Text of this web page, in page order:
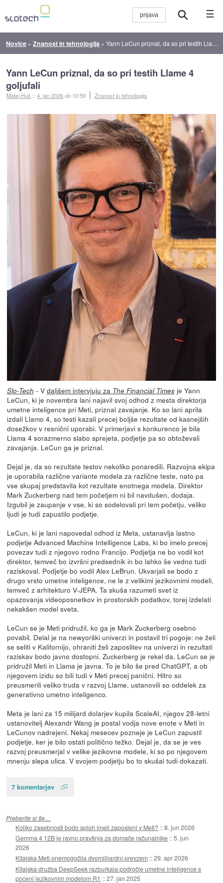
☰
Novice »Znanost in tehnologija »Yann LeCun priznal, da so pri testih Llame 4 goljufali
Yann LeCun priznal, da so pri testih Llame 4
goljufali
Matej Huš ::4. jan 2026ob 10:59 Znanost in tehnologija
Slo-Tech - V daljšem intervjuju za The Financial Timesje Yann
LeCun, ki je novembra lani najavil svoj odhod z mesta direktorja
umetne inteligence pri Meti, priznal zavajanje. Ko so lani aprila
izdali Llamo 4, so testi kazali precej boljše rezultate od kasnejših
dosežkov v resnični uporabi. V primerjavi s konkurenco je bila
Llama 4 sorazmerno slabo sprejeta, podjetje pa so obtoževali
zavajanja. LeCun ga je priznal.
Dejal je, da so rezultate testov nekoliko ponaredili. Razvojna ekipa
je uporabila različne variante modela za različne teste, nato pa
vse skupaj predstavila kot rezultate enotnega modela. Direktor
Mark Zuckerberg nad tem početjem ni bil navdušen, dodaja.
Izgubil je zaupanje v vse, ki so sodelovali pri tem početju, veliko
ljudi je tudi zapustilo podjetje.
LeCun, ki je lani napovedal odhod iz Meta, ustanavlja lastno
podjetje Advanced Machine Intelligence Labs, ki bo imelo precej
povezav tudi z njegovo rodno Francijo. Podjetja ne bo vodil kot
direktor, temveč bo izvršni predsednik in bo lahko še vedno tudi
raziskoval. Podjetje bo vodil Alex LeBrun. Ukvarjali se bodo z
drugo vrsto umetne inteligence, ne le z velikimi jezikovnimi modeli,
temveč z arhitekturo V-JEPA. Ta skuša razumeti svet iz
opazovanja videoposnetkov in prostorskih podatkov, torej izdelati
nekakšen model sveta.
LeCun se je Meti pridružil, ko ga je Mark Zuckerberg osebno
povabil. Delal je na newyorški univerzi in postavil tri pogoje: ne želi
se seliti v Kalifornijo, ohraniti želi zaposlitev na univerzi in rezultati
raziskav bodo javno dostopni. Zuckerberg je rekel da, LeCun se je
pridružil Meti in Llama je javna. To je bilo še pred ChatGPT, a ob
njegovem izidu so bili tudi v Meti precej panični. Hitro so
preusmerili veliko truda v razvoj Llame, ustanovili so oddelek za
generativno umetno inteligenco.
Meta je lani za 15 milijard dolarjev kupila ScaleAI, njegov 28-letni
ustanovitelj Alexandr Wang je postal vodja nove enote v Meti in
LeCunov nadrejeni. Nekaj mesecev pozneje je LeCun zapustil
podjetje, ker je bilo ostati politično težko. Dejal je, da se je ves
razvoj preusmerjal v velike jezikovne modele, ki so po njegovem
mnenju slepa ulica. V svojem podjetju bo to skušal tudi dokazati.
7 komentarjev
Preberite si še…
Koliko zasebnosti bodo sploh imeli zaposleni v Meti? ::8. jun 2026
Gemma 4 12B je ravno pravšnja za domače računalnike ::5. jun
2026
Kitajska Meti onemogočila dvomilijardni prevzem ::29. apr 2026
Kitajska družba DeepSeek razburkala področje umetne inteligence s
poceni jezikovnim modelom R1 ::27. jan 2025